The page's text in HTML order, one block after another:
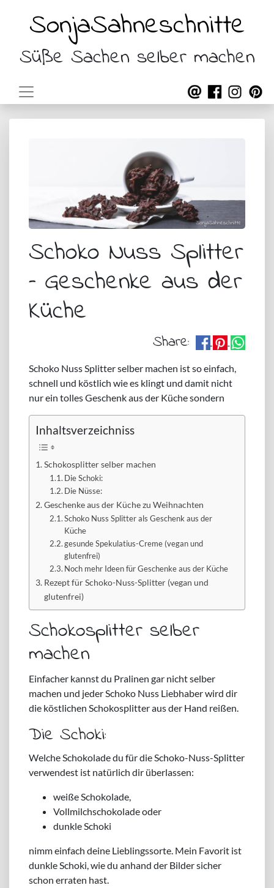
SonjaSahneschnitte
Süße Sachen selber machen
Schoko Nuss Splitter
– Geschenke aus der
Küche
Share:
Schoko Nuss Splitter selber machen ist so einfach,
schnell und köstlich wie es klingt und damit nicht
nur ein tolles Geschenk aus der Küche sondern
Inhaltsverzeichniss
Schokosplitter selber machen
Die Schoki:
Die Nüsse:
Geschenke aus der Küche zu Weihnachten
Schoko Nuss Splitter als Geschenk aus der
Küche
gesunde Spekulatius-Creme (vegan und
glutenfrei)
Noch mehr Ideen für Geschenke aus der Küche
Rezept für Schoko-Nuss-Splitter (vegan und
glutenfrei)
Schokosplitter selber
machen
Einfacher kannst du Pralinen gar nicht selber
machen und jeder Schoko Nuss Liebhaber wird dir
die köstlichen Schokosplitter aus der Hand reißen.
Die Schoki:
Welche Schokolade du für die Schoko-Nuss-Splitter
verwendest ist natürlich dir überlassen:
weiße Schokolade,
Vollmilchschokolade oder
dunkle Schoki
nimm einfach deine Lieblingssorte. Mein Favorit ist
dunkle Schoki, wie du anhand der Bilder sicher
schon erraten hast.